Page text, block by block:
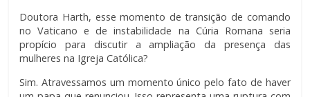
Doutora Harth, esse momento de transição de comando
no Vaticano e de instabilidade na Cúria Romana seria
propício para discutir a ampliação da presença das
mulheres na Igreja Católica?
Sim. Atravessamos um momento único pelo fato de haver